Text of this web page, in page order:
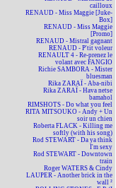
cailloux
RENAUD - Miss Maggie [Juke-
Box]
RENAUD - Miss Maggie
[Promo]
RENAUD - Mistral gagnant
RENAUD - P'tit voleur
RENAULT 4 - Re-prenez le
volant avec FANGIO
Richie SAMBORA - Mister
bluesman
Rika ZARAÏ - Aba-nibi
Rika ZARAÏ - Hava netse
bamahol
RIMSHOTS - Do what you feel
RITA MITSOUKO - Andy + Un
soir un chien
Roberta FLACK - Killing me
softly (with his song)
Rod STEWART - Da ya think
I'm sexy
Rod STEWART - Downtown
train
Roger WATERS & Cindy
LAUPER - Another brick in the
wall ²